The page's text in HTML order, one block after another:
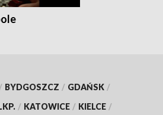
/ BYDGOSZCZ / GDAŃSK /
/ KATOWICE / KIELCE /